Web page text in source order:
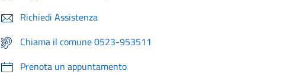
Richiedi Assistenza
Chiama il comune 0523-953511
Prenota un appuntamento